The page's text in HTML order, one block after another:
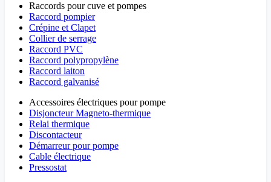
Raccords pour cuve et pompes
Raccord pompier
Crépine et Clapet
Collier de serrage
Raccord PVC
Raccord polypropylène
Raccord laiton
Raccord galvanisé
Accessoires électriques pour pompe
Disjoncteur Magneto-thermique
Relai thermique
Discontacteur
Démarreur pour pompe
Cable électrique
Pressostat